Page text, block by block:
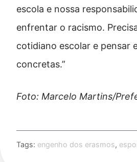
escola e nossa
enfrentar o racismo.
cotidiano escolar e pensar
concretas.”
Foto: Marcelo Martins/
Tags: engenho dos erasmos,